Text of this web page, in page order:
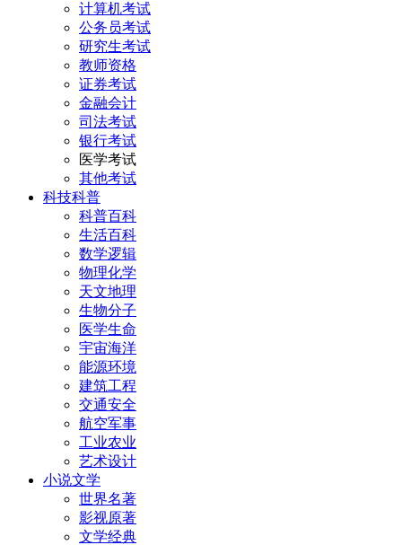
计算机考试
公务员考试
研究生考试
教师资格
证券考试
金融会计
司法考试
银行考试
医学考试
其他考试
科技科普
科普百科
生活百科
数学逻辑
物理化学
天文地理
生物分子
医学生命
宇宙海洋
能源环境
建筑工程
交通安全
航空军事
工业农业
艺术设计
小说文学
世界名著
影视原著
文学经典